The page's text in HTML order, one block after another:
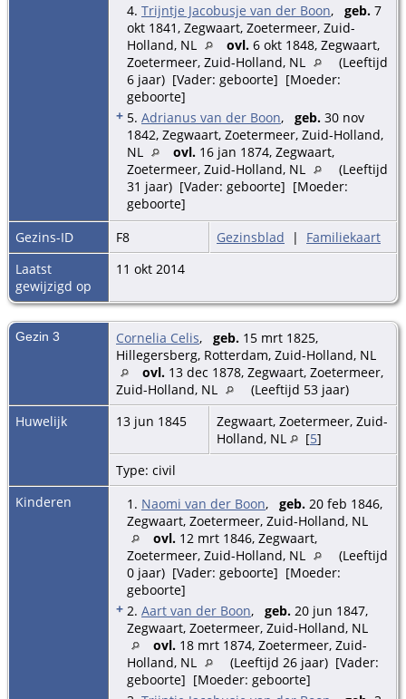
4. Trijntje Jacobusje van der Boon, geb. 7
okt 1841, Zegwaart, Zoetermeer, Zuid-
Holland, NL
ovl. 6 okt 1848, Zegwaart,
Zoetermeer, Zuid-Holland, NL
(Leeftijd
6 jaar) [Vader: geboorte] [Moeder:
geboorte]
+ 5. Adrianus van der Boon, geb. 30 nov
1842, Zegwaart, Zoetermeer, Zuid-Holland,
NL
ovl. 16 jan 1874, Zegwaart,
Zoetermeer, Zuid-Holland, NL
(Leeftijd
31 jaar) [Vader: geboorte] [Moeder:
geboorte]
Gezins-ID
F8 Gezinsblad | Familiekaart
Laatst
gewijzigd op
11 okt 2014
Gezin 3 Cornelia Celis, geb. 15 mrt 1825,
Hillegersberg, Rotterdam, Zuid-Holland, NL
ovl. 13 dec 1878, Zegwaart, Zoetermeer,
Zuid-Holland, NL
(Leeftijd 53 jaar)
Huwelijk
13 jun 1845
Zegwaart, Zoetermeer, Zuid-
Holland, NL
[5]
Type: civil
Kinderen
1. Naomi van der Boon, geb. 20 feb 1846,
Zegwaart, Zoetermeer, Zuid-Holland, NL
ovl. 12 mrt 1846, Zegwaart,
Zoetermeer, Zuid-Holland, NL
(Leeftijd
0 jaar) [Vader: geboorte] [Moeder:
geboorte]
+ 2. Aart van der Boon, geb. 20 jun 1847,
Zegwaart, Zoetermeer, Zuid-Holland, NL
ovl. 18 mrt 1874, Zoetermeer, Zuid-
Holland, NL
(Leeftijd 26 jaar) [Vader:
geboorte] [Moeder: geboorte]